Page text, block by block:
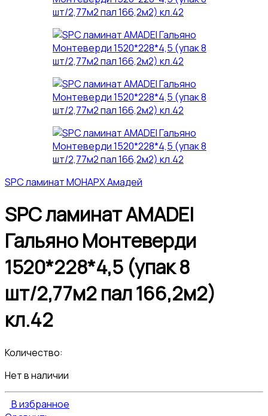
SPC ламинат МОНАРХ Амадей
SPC ламинат AMADEI
Гальяно Монтеверди
1520*228*4,5 (упак 8
шт/2,77м2 пал 166,2м2)
кл.42
Количество:
Нет в наличии
В избранное